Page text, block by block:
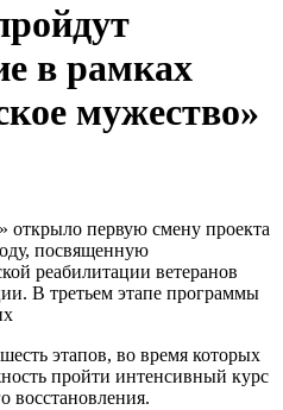
в рамках
мужество»
открыло первую смену проекта
посвященную
реабилитации ветеранов
В третьем этапе программы
этапов, во время которых
пройти интенсивный курс
восстановления.